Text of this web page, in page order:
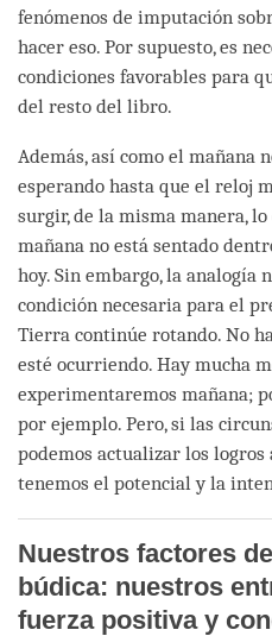
fenómenos de imputación
hacer eso. Por supuesto, es
condiciones favorables para
del resto del libro.
Además, así como el mañana
esperando hasta que el reloj
surgir, de la misma manera,
mañana no está sentado
hoy. Sin embargo, la analogía
condición necesaria para el
Tierra continúe rotando. No
esté ocurriendo. Hay mucha
experimentaremos mañana;
por ejemplo. Pero, si las
podemos actualizar los logros
tenemos el potencial y la
Nuestros factores
búdica: nuestros
fuerza positiva y